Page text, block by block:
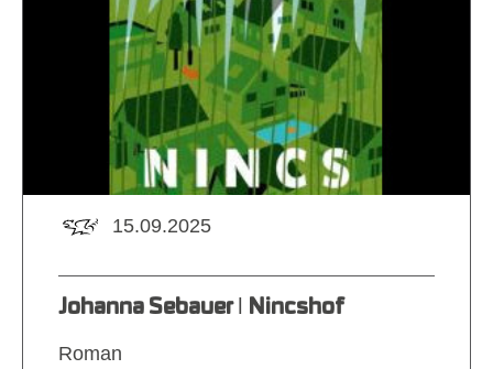
Johanna Sebauer ǀ Nincshof
Roman
15.09.2025